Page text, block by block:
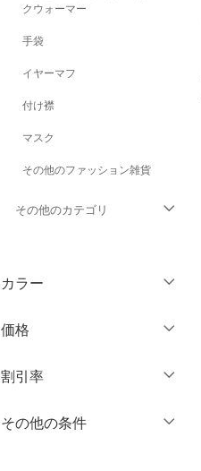
クウォーマー
手袋
イヤーマフ
付け襟
マスク
その他のファッション雑貨
その他のカテゴリ
ジャケット・アウター
パンツ
ワンピース・ドレス
スカート
カラー
価格
絞り込み
割引率
％OFF～ ％OFF
その他の条件